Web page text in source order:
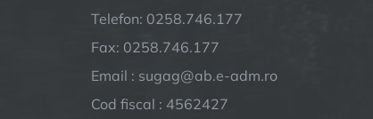
Telefon: 0258.746.177
Fax: 0258.746.177
Email : sugag@ab.e-adm.ro
Cod fiscal : 4562427